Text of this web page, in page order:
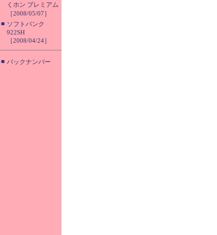
くホン プレミアム
［2008/05/07］
■ ソフトバンク
922SH
［2008/04/24］
■ バックナンバー